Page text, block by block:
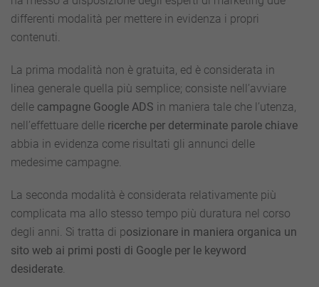
differenti modalità per mettere in evidenza i propri
contenuti.
La prima modalità non è gratuita, ed è considerata in
linea generale quella più semplice; consiste nell’avviare
delle campagne Google ADS in maniera tale che l’utenza,
nell’effettuare delle ricerche per determinate parole chiave
abbia in evidenza come risultati gli annunci delle
medesime campagne.
La seconda modalità è considerata relativamente più
complicata ma allo stesso tempo più duratura nel corso
degli anni. Si tratta di posizionare in maniera organica un
sito web ai primi posti di Google per le keyword
desiderate.